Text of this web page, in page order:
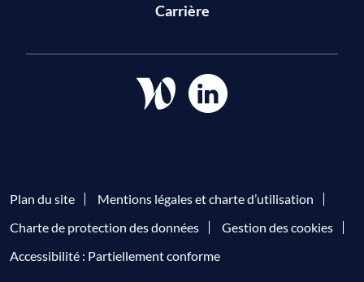
Carrière
Plan du site
Mentions légales et charte d’utilisation
Charte de protection des données
Gestion des cookies
Accessibilité : Partiellement conforme